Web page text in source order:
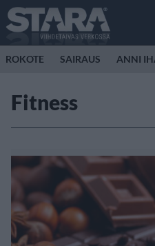
ROKOTE SAIRAUS ANNI
Fitness